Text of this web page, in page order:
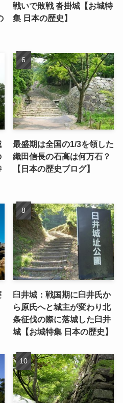
戦いで敗戦 沓掛城【お城特
集 日本の歴史】
最盛期は全国の1/3を領した
織田信長の石高は何万石？
【日本の歴史ブログ】
臼井城：戦国期に臼井氏か
ら原氏へと城主が変わり北
条征伐の際に落城した臼井
城【お城特集 日本の歴史】